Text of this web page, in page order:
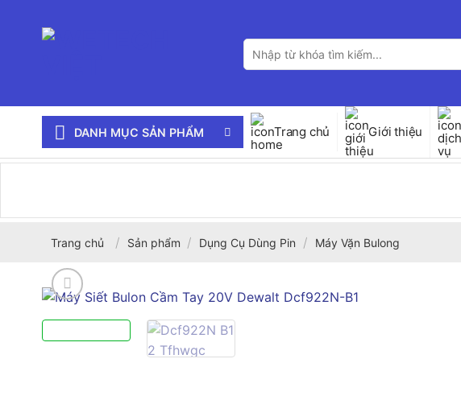
Tìm
kiếm:
DANH MỤC SẢN PHẨM Trang chủ Giới thiệu
Trang chủ / Sản phẩm / Dụng Cụ Dùng Pin / Máy Vặn Bulong